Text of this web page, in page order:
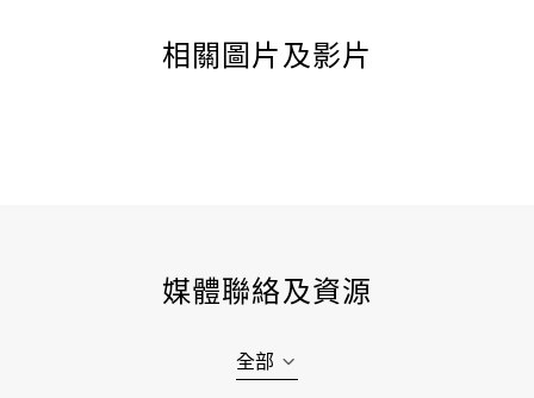
相關圖片及影片
媒體聯絡及資源
全部